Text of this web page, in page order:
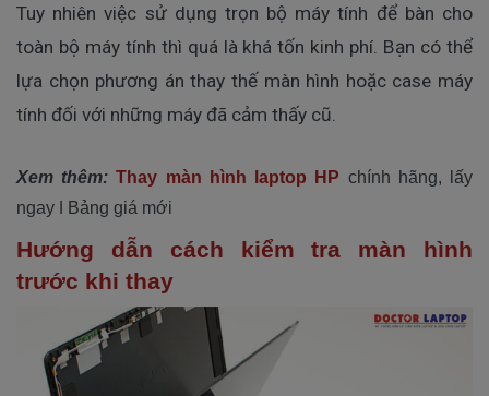
Tuy nhiên việc sử dụng trọn bộ máy tính để bàn cho
toàn bộ máy tính thì quá là khá tốn kinh phí. Bạn có thể
lựa chọn phương án thay thế màn hình hoặc case máy
tính đối với những máy đã cảm thấy cũ.
Xem thêm: Thay màn hình laptop HP chính hãng, lấy
ngay ǀ Bảng giá mới
Hướng dẫn cách kiểm tra màn hình
trước khi thay